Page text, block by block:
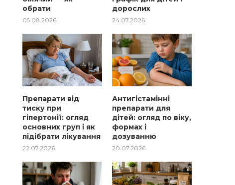
обрати
05.08.2026
дорослих
24.07.2026
Препарати від
тиску при
гіпертонії: огляд
основних груп і як
підібрати лікування
22.07.2026
Антигістамінні
препарати для
дітей: огляд по віку,
формах і
дозуванню
20.07.2026